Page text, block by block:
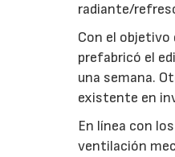
radiante/
Con el objetivo
prefabricó el
una semana.
existente en
En línea con
ventilación